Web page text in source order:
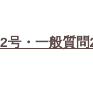
号・一般質